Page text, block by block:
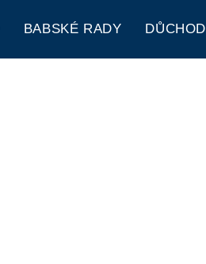
BABSKÉ RADY DŮCHOD